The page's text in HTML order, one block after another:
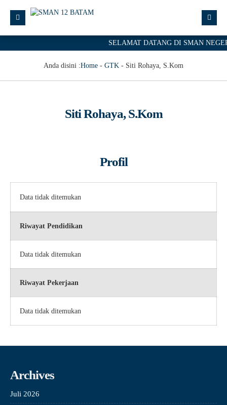
SELAMAT DATANG DI SMAN
Anda disini :Home - GTK - Siti Rohaya, S.Kom
Siti Rohaya, S.Kom
Profil
Data tidak ditemukan
Riwayat Pendidikan
Data tidak ditemukan
Riwayat Pekerjaan
Data tidak ditemukan
Archives
Juli 2026